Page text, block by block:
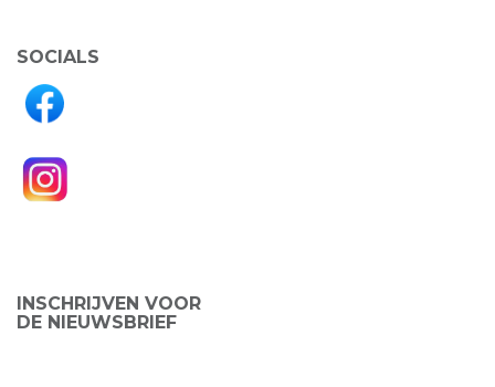
SOCIALS
INSCHRIJVEN VOOR
DE NIEUWSBRIEF